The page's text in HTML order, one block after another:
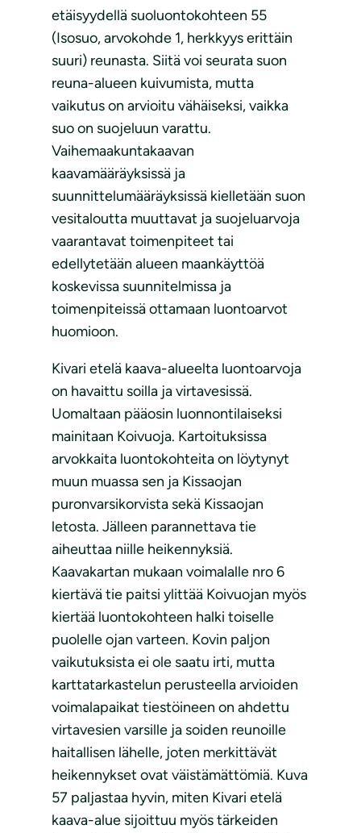
etäisyydellä suoluontokohteen 55
(Isosuo, arvokohde 1, herkkyys erittäin
suuri) reunasta. Siitä voi seurata suon
reuna-alueen kuivumista, mutta
vaikutus on arvioitu vähäiseksi, vaikka
suo on suojeluun varattu.
Vaihemaakuntakaavan
kaavamääräyksissä ja
suunnittelumääräyksissä kielletään suon
vesitaloutta muuttavat ja suojeluarvoja
vaarantavat toimenpiteet tai
edellytetään alueen maankäyttöä
koskevissa suunnitelmissa ja
toimenpiteissä ottamaan luontoarvot
huomioon.
Kivari etelä kaava-alueelta luontoarvoja
on havaittu soilla ja virtavesissä.
Uomaltaan pääosin luonnontilaiseksi
mainitaan Koivuoja. Kartoituksissa
arvokkaita luontokohteita on löytynyt
muun muassa sen ja Kissaojan
puronvarsikorvista sekä Kissaojan
letosta. Jälleen parannettava tie
aiheuttaa niille heikennyksiä.
Kaavakartan mukaan voimalalle nro 6
kiertävä tie paitsi ylittää Koivuojan myös
kiertää luontokohteen halki toiselle
puolelle ojan varteen. Kovin paljon
vaikutuksista ei ole saatu irti, mutta
karttatarkastelun perusteella arvioiden
voimalapaikat tiestöineen on ahdettu
virtavesien varsille ja soiden reunoille
haitallisen lähelle, joten merkittävät
heikennykset ovat väistämättömiä. Kuva
57 paljastaa hyvin, miten Kivari etelä
kaava-alue sijoittuu myös tärkeiden